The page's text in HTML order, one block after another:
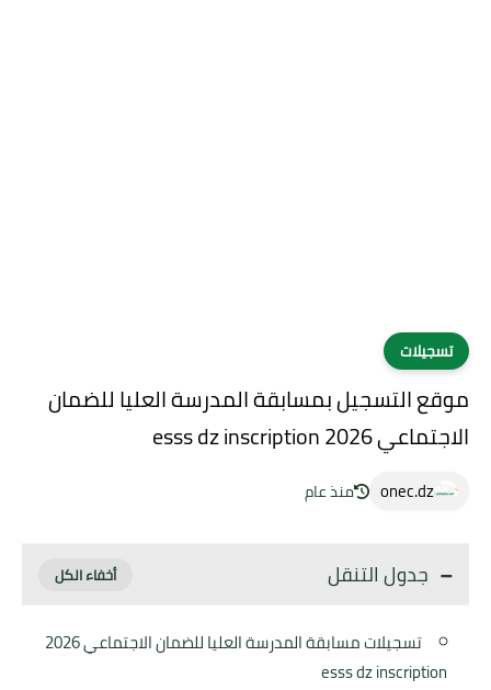
تسجيلات
موقع التسجيل بمسابقة المدرسة العليا للضمان
الاجتماعي 2026 esss dz inscription
onec.dz منذ عام
جدول التنقل
تسجيلات مسابقة المدرسة العليا للضمان الاجتماعي 2026
esss dz inscription